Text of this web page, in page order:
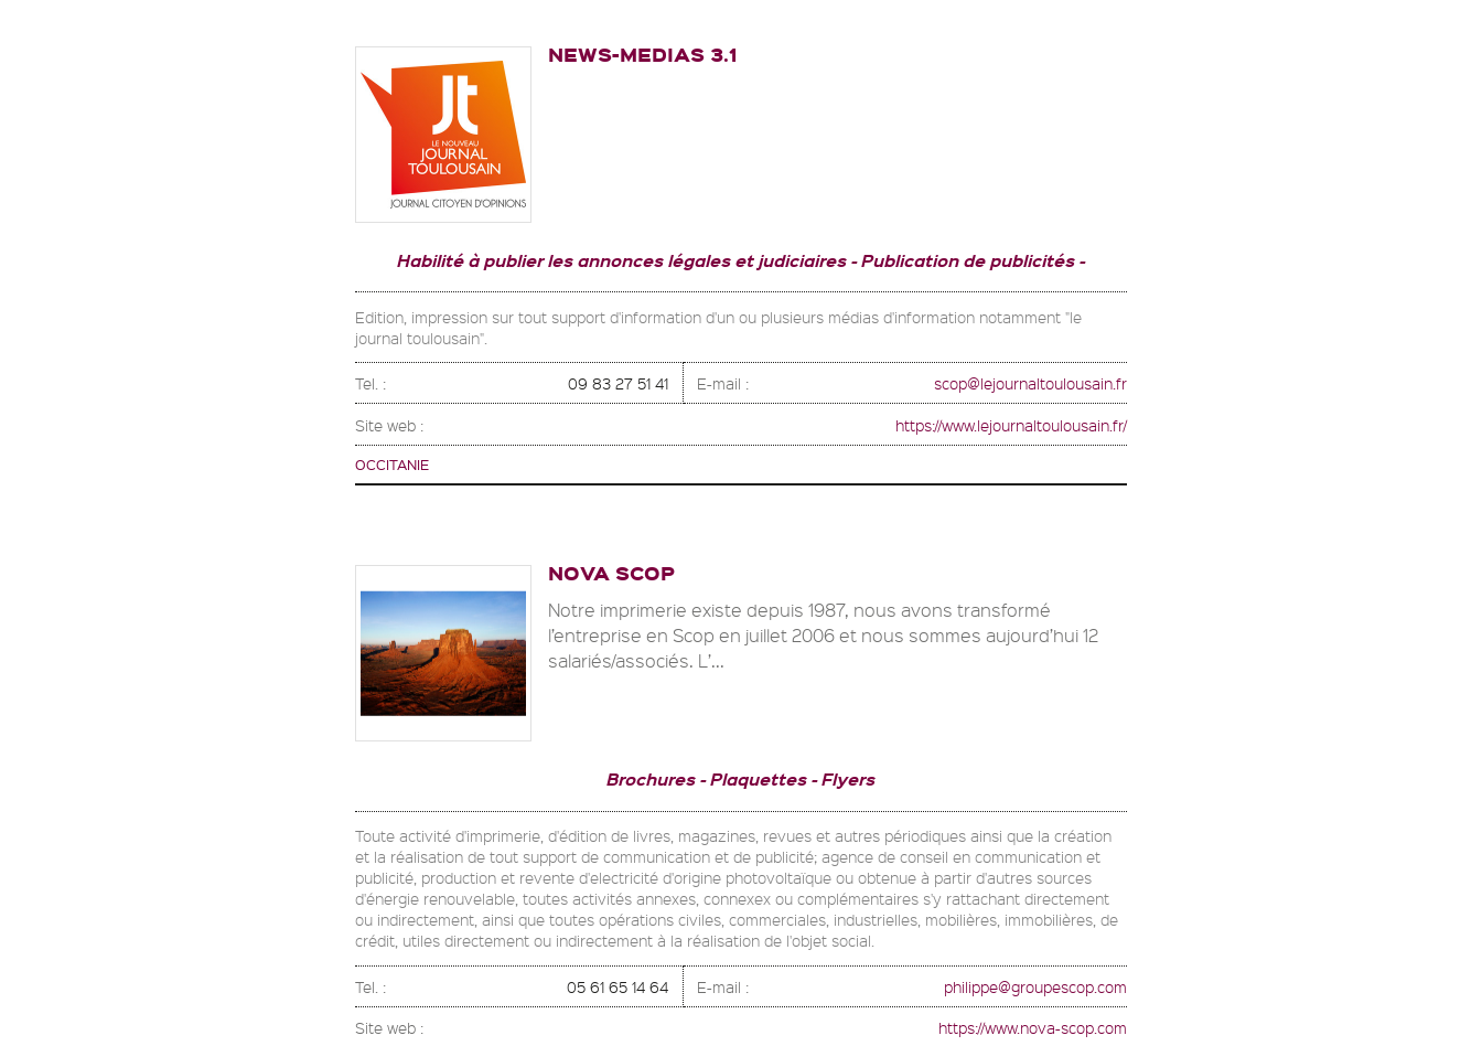
NEWS-MEDIAS 3.1
Habilité à publier les annonces légales et judiciaires Publication de publicités
Edition, impression sur tout support d'information d'un ou plusieurs médias d'information notamment "le
journal toulousain".
Tel. : 09 83 27 51 41 E-mail : scop@lejournaltoulousain.fr
Site web : https://www.lejournaltoulousain.fr/
OCCITANIE
NOVA SCOP
Notre imprimerie existe depuis 1987, nous avons transformé
l’entreprise en Scop en juillet 2006 et nous sommes aujourd’hui 12
salariés/associés. L’...
Brochures Plaquettes Flyers
Toute activité d'imprimerie, d'édition de livres, magazines, revues et autres périodiques ainsi que la création
et la réalisation de tout support de communication et de publicité; agence de conseil en communication et
publicité, production et revente d'electricité d'origine photovoltaïque ou obtenue à partir d'autres sources
d'énergie renouvelable, toutes activités annexes, connexex ou complémentaires s'y rattachant directement
ou indirectement, ainsi que toutes opérations civiles, commerciales, industrielles, mobilières, immobilières, de
crédit, utiles directement ou indirectement à la réalisation de l'objet social.
Tel. : 05 61 65 14 64 E-mail : philippe@groupescop.com
Site web : https://www.nova-scop.com